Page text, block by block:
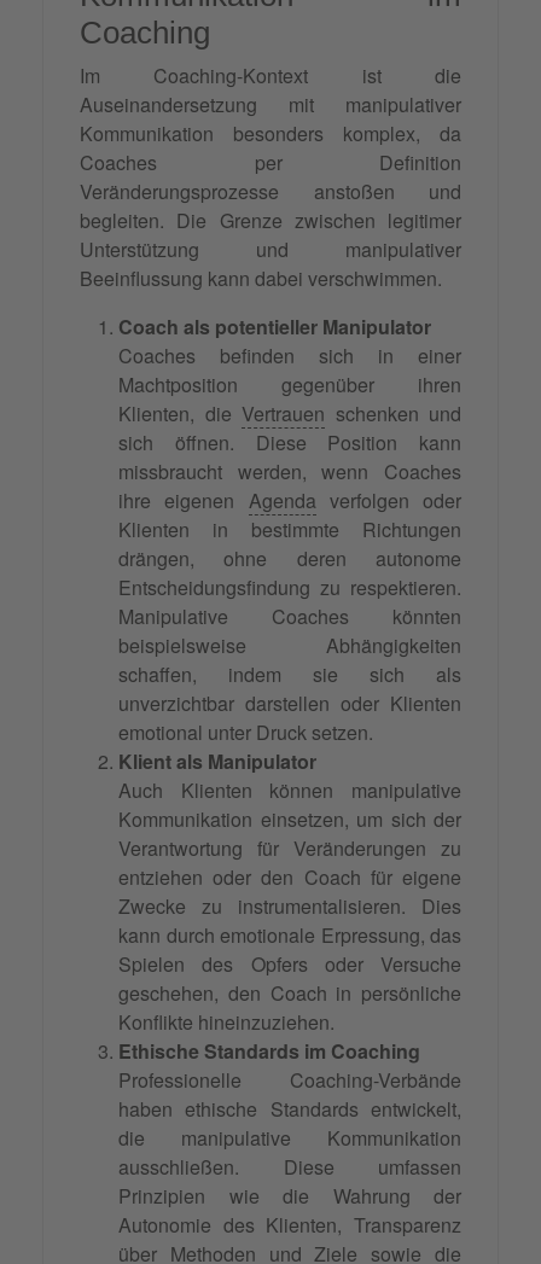
Coaching
Im Coaching-Kontext ist die
Auseinandersetzung mit manipulativer
Kommunikation besonders komplex, da
Coaches per Definition
Veränderungsprozesse anstoßen und
begleiten. Die Grenze zwischen legitimer
Unterstützung und manipulativer
Beeinflussung kann dabei verschwimmen.
Coach als potentieller Manipulator
Coaches befinden sich in einer
Machtposition gegenüber ihren
Klienten, die Vertrauen schenken und
sich öffnen. Diese Position kann
missbraucht werden, wenn Coaches
ihre eigenen Agendaverfolgen oder
Klienten in bestimmte Richtungen
drängen, ohne deren autonome
Entscheidungsfindung zu respektieren.
Manipulative Coaches könnten
beispielsweise Abhängigkeiten
schaffen, indem sie sich als
unverzichtbar darstellen oder Klienten
emotional unter Druck setzen.
Klient als Manipulator
Auch Klienten können manipulative
Kommunikation einsetzen, um sich der
Verantwortung für Veränderungen zu
entziehen oder den Coach für eigene
Zwecke zu instrumentalisieren. Dies
kann durch emotionale Erpressung, das
Spielen des Opfers oder Versuche
geschehen, den Coach in persönliche
Konflikte hineinzuziehen.
Ethische Standards im Coaching
Professionelle Coaching-Verbände
haben ethische Standards entwickelt,
die manipulative Kommunikation
ausschließen. Diese umfassen
Prinzipien wie die Wahrung der
Autonomie des Klienten, Transparenz
über Methoden und Ziele sowie die